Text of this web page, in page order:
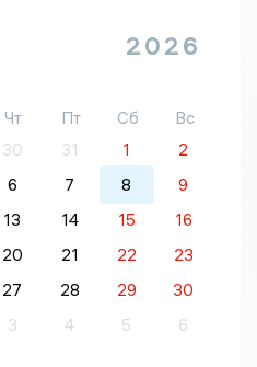
2026
Чт Пт Сб
Вс
30 31 1
2
6 7 8
9
13 14 15
16
20 21 22
23
27 28 29
30
3 4 5 6